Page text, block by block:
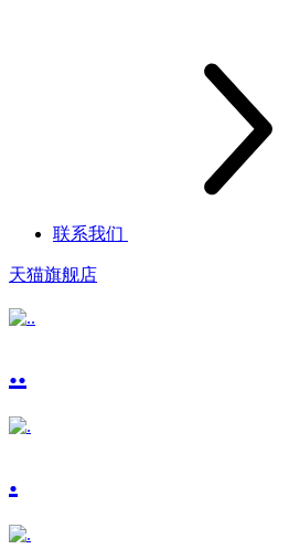
联系我们
天猫旗舰店
..
.